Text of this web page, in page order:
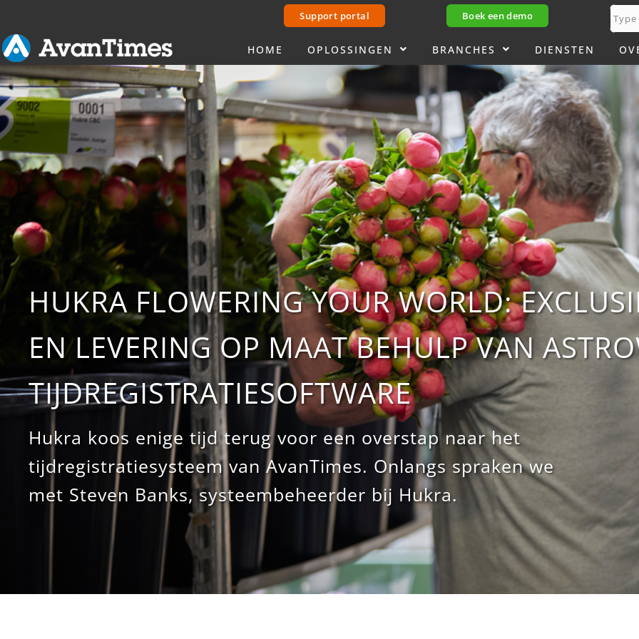
Support portal Boek een demo
HOME OPLOSSINGEN BRANCHES DIENSTEN
HUKRA FLOWERING YOUR WORLD:
EN LEVERING OP MAAT BEHULP VAN
TIJDREGISTRATIESOFTWARE
Hukra koos enige tijd terug voor een overstap naar het
tijdregistratiesysteem van AvanTimes. Onlangs spraken we
met Steven Banks, systeembeheerder bij Hukra.